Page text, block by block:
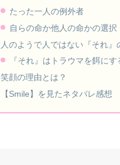
たった一人の例外者
自らの命か他人の命かの選択
人のようで人ではない『それ』
『それ』はトラウマを餌にす
笑顔の理由とは？
【Smile】を見たネタバレ感想